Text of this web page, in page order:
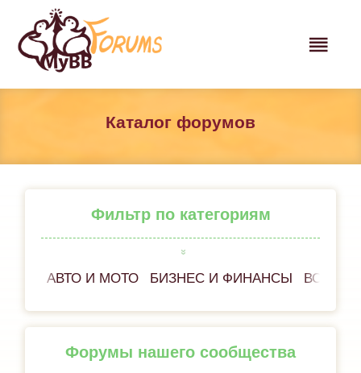
Каталог форумов
Фильтр по категориям
АВТО И МОТО БИЗНЕС И ФИНАНСЫ ВСЁ
Форумы нашего сообщества